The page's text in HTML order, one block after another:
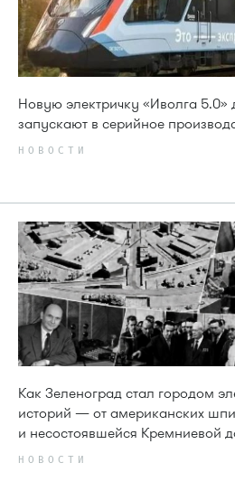
Новую электричку «Иволга 5.0»
запускают в серийное
НОВОСТИ
Как Зеленоград стал городом
историй — от американских
и несостоявшейся Кремниевой
НОВОСТИ